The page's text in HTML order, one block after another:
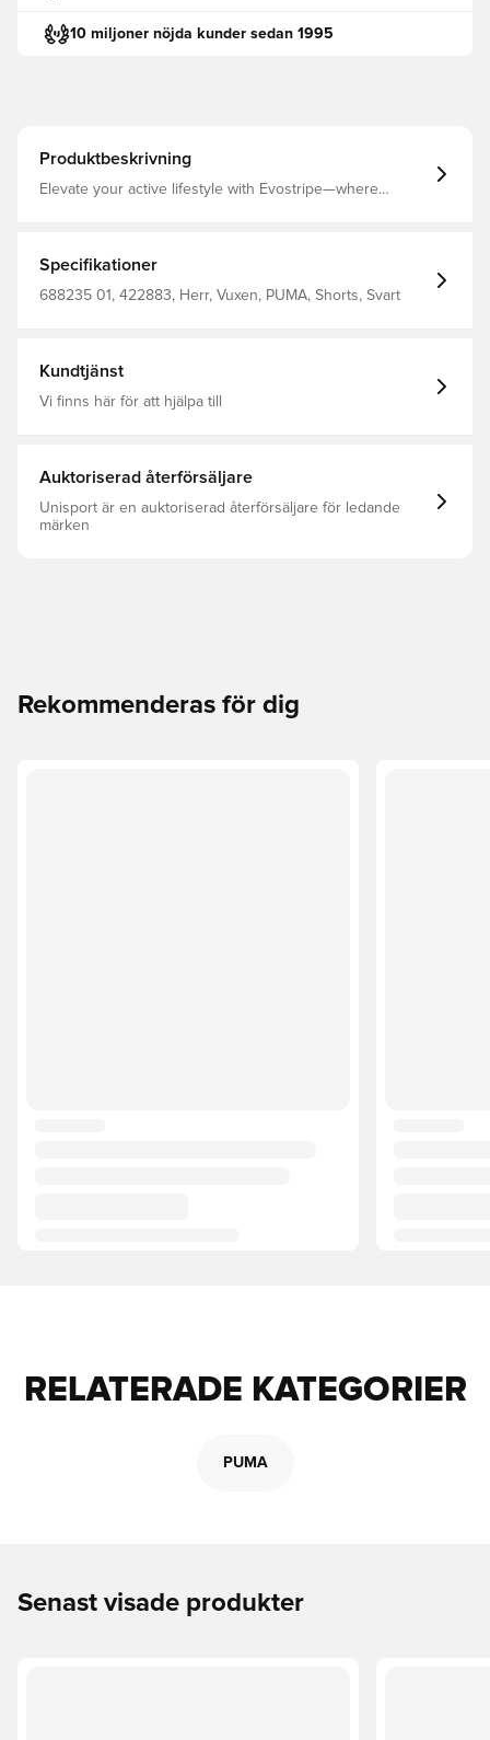
10 miljoner nöjda kunder sedan 1995
Produktbeskrivning
Elevate your active lifestyle with Evostripe—where
features. Defined by the iconic Formstrip, Evostripe is the
perfect fusion of function and flair, empowering you to
move with ease and confidence. Fit: Regular Main
Specifikationer
688235 01, 422883, Herr, Vuxen, PUMA, Shorts, Svart
Kundtjänst
Vi finns här för att hjälpa till
Auktoriserad återförsäljare
Unisport är en auktoriserad återförsäljare för ledande
märken
Rekommenderas för dig
RELATERADE KATEGORIER
PUMA
Senast visade produkter